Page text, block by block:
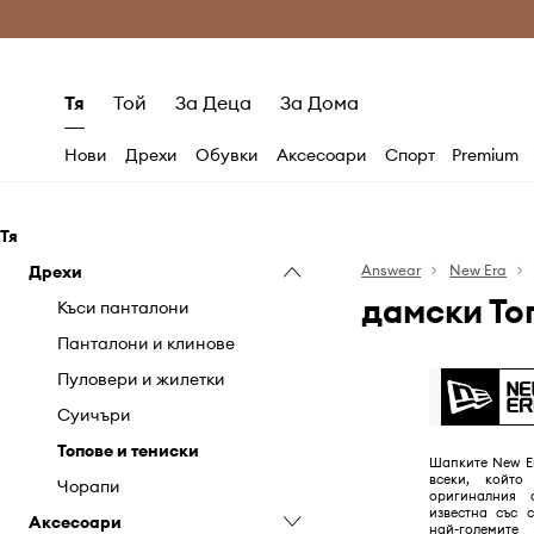
Безплатни
Тя Той За Деца За Дома
Нови Дрехи Обувки Аксесоари Спорт Premium
Тя
Дрехи
Къси панталони
Панталони и клинове
Пуловери и жилетки
Суичъри
Топове и тениски
Чорапи
Аксесоари
Answear New Era
дамски
Шапките New
всеки,
известна със
най-